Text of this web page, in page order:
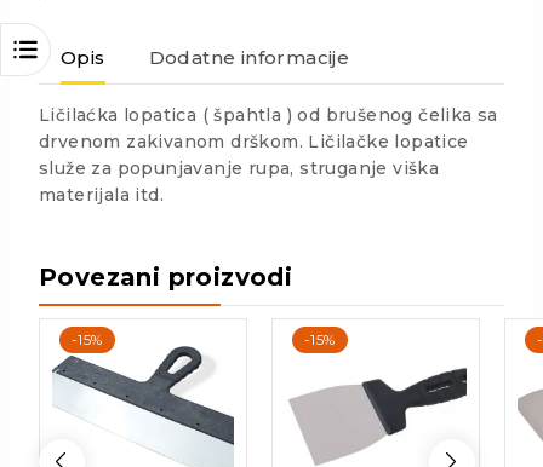
Opis Dodatne informacije
Ličilaćka lopatica ( špahtla ) od brušenog čelika sa
drvenom zakivanom drškom. Ličilačke lopatice
služe za popunjavanje rupa, struganje viška
materijala itd.
Povezani proizvodi
-15% -15%